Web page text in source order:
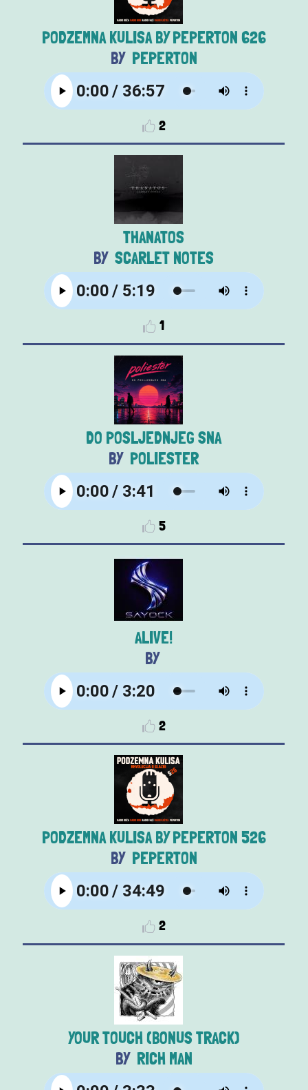
PODZEMNA KULISA BY PEPERTON 626
PEPERTON
2
THANATOS
SCARLET NOTES
1
DO POSLJEDNJEG SNA
POLIESTER
5
ALIVE!
2
PODZEMNA KULISA BY PEPERTON 526
PEPERTON
2
YOUR TOUCH (BONUS TRACK)
RICH MAN